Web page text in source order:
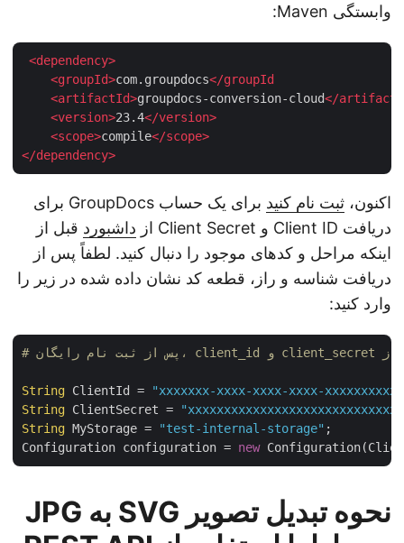
وابستگی Maven:
<dependency
<groupId>com.groupdocs</groupId
    <
artifactId>groupdocs-conversion-cloud</
<version>23.4</version
<scope>compile</scope
</dependency
اکنون،ثبت نام کنید
برای یک حساب GroupDocs برای
دریافت Client ID و Client Secret از
داشبورد قبل از
اینکه مراحل و کدهای موجود را دنبال کنید. لطفاً پس از
دریافت شناسه و راز، قطعه کد نشان داده شده در زیر را
وارد کنید:
String ClientId = "xxxxxxx-xxxx-xxxx-xxxx-
String ClientSecret =
String MyStorage = "test-internal-storage"
Configuration configuration = new
نحوه تبدیل تصویر SVG به JPG